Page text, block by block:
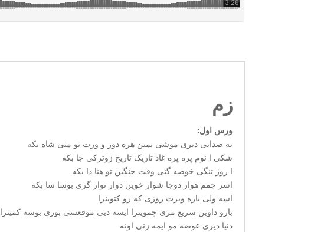
زم
ورس اول:
یه صدایی دیری موشی بمین هره دور و ورت تو منی شاه بکه
شکی ا نوم پره پره غاذ تاریک تاریخ زوترکی جا بکه
ا روژ تنگی خوصه گنی وقت جنگین تو هنا دا بکه
اسر چمم هوار دوجا شوار خوین دوار نوار گری بوسا سا بکه
اسه ولی باره ویرت روژی که زو کتوینرا
بارو داوین سریع مری چموینرا ایسه دیی موقعسی بوری بوسه کمینرا
دنیا دیری عوضه مو ایمه زنی اونه